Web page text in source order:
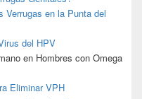
Verrugas en la Punta del
del HPV
en Hombres con Omega
Eliminar VPH